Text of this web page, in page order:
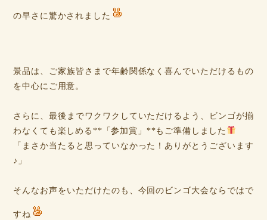
の早さに驚かされました
景品は、ご家族皆さまで年齢関係なく喜んでいただけるもの
を中心にご用意。
さらに、最後までワクワクしていただけるよう、ビンゴが揃
わなくても楽しめる**「参加賞」**もご準備しました
「まさか当たると思っていなかった！ありがとうございます
♪」
そんなお声をいただけたのも、今回のビンゴ大会ならではで
すね